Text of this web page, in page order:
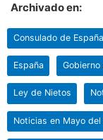
Archivado en:
Consulado de
España Gobierno
Ley de Nietos
Noticias en Mayo